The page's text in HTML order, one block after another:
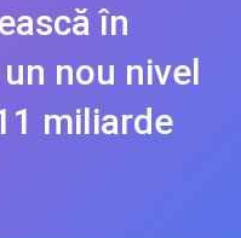
în
nou nivel
miliarde